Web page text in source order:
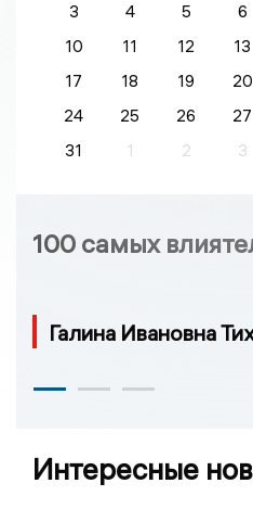
3
4 5 6
10
11 12 13
17
18 19 20
24
25 26 27
31
1 2 3
100 самых
Галина Ивановна
Интересные